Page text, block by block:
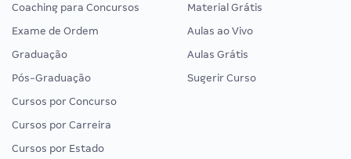
Coaching para Concursos
Exame de Ordem
Graduação
Pós-Graduação
Cursos por Concurso
Cursos por Carreira
Cursos por Estado
Material Grátis
Aulas ao Vivo
Aulas Grátis
Sugerir Curso